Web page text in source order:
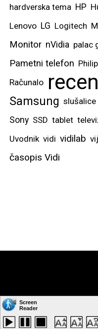
hardverska tema HP
Lenovo LG Logitech
Monitor nVidia palac
Pametni telefon
Računalo
Samsung slušalice
Sony SSD tablet
Uvodnik vidi vidilab
časopis Vidi